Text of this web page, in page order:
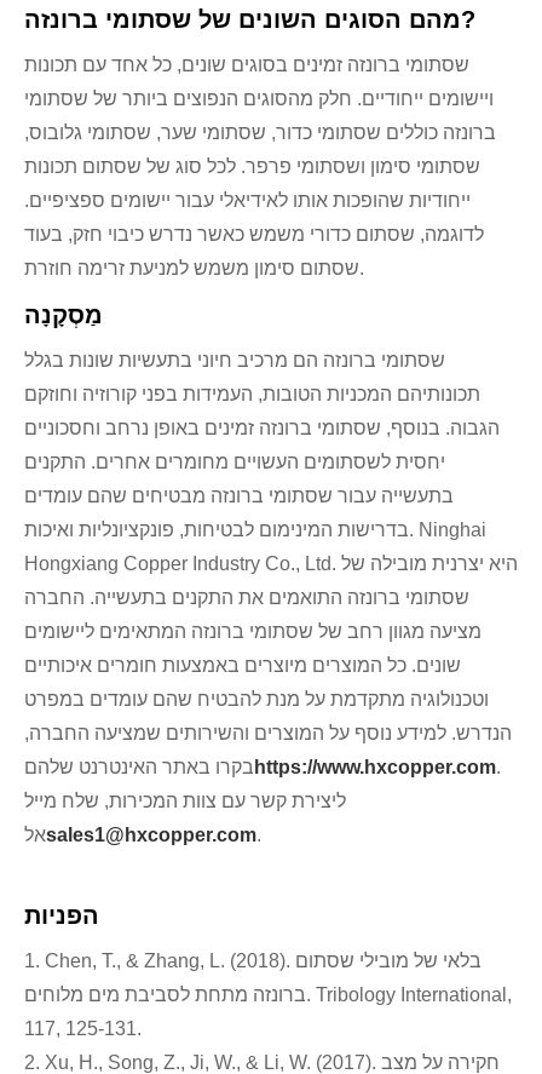
מהם הסוגים השונים של שסתומי ברונזה?
שסתומי ברונזה זמינים בסוגים שונים, כל אחד עם תכונות
ויישומים ייחודיים. חלק מהסוגים הנפוצים ביותר של שסתומי
ברונזה כוללים שסתומי כדור, שסתומי שער, שסתומי גלובוס,
שסתומי סימון ושסתומי פרפר. לכל סוג של שסתום תכונות
ייחודיות שהופכות אותו לאידיאלי עבור יישומים ספציפיים.
לדוגמה, שסתום כדורי משמש כאשר נדרש כיבוי חזק, בעוד
שסתום סימון משמש למניעת זרימה חוזרת.
מַסְקָנָה
שסתומי ברונזה הם מרכיב חיוני בתעשיות שונות בגלל
תכונותיהם המכניות הטובות, העמידות בפני קורוזיה וחוזקם
הגבוה. בנוסף, שסתומי ברונזה זמינים באופן נרחב וחסכוניים
יחסית לשסתומים העשויים מחומרים אחרים. התקנים
בתעשייה עבור שסתומי ברונזה מבטיחים שהם עומדים
בדרישות המינימום לבטיחות, פונקציונליות ואיכות. Ninghai
Hongxiang Copper Industry Co., Ltd. היא יצרנית מובילה של
שסתומי ברונזה התואמים את התקנים בתעשייה. החברה
מציעה מגוון רחב של שסתומי ברונזה המתאימים ליישומים
שונים. כל המוצרים מיוצרים באמצעות חומרים איכותיים
וטכנולוגיה מתקדמת על מנת להבטיח שהם עומדים במפרט
הנדרש. למידע נוסף על המוצרים והשירותים שמציעה החברה,
בקרו באתר האינטרנט שלהם https://www.hxcopper.com.
ליצירת קשר עם צוות המכירות, שלח מייל
אלsales1@hxcopper.com.
הפניות
1. Chen, T., & Zhang, L. (2018). בלאי של מובילי שסתום
ברונזה מתחת לסביבת מים מלוחים. Tribology International,
117, 125-131.
2. Xu, H., Song, Z., Ji, W., & Li, W. (2017). חקירה על מצב